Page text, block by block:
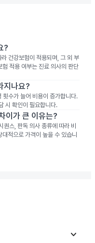
?
건강보험이 적용되며, 그 외 부
적용 여부는 진료 의사의 판단
지나요?
수가 늘어 비용이 증가합니다.
시 확인이 필요합니다.
이가 큰 이유는?
스, 판독 의사 종류에 따라 비
적으로 가격이 높을 수 있습니
keyboard_arrow_down